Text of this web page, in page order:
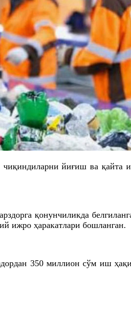
чиқиндиларни йиғиш ва қайта
қонунчиликда
ижро ҳаракатлари бошланган.
350 миллион сўм ишҳақи